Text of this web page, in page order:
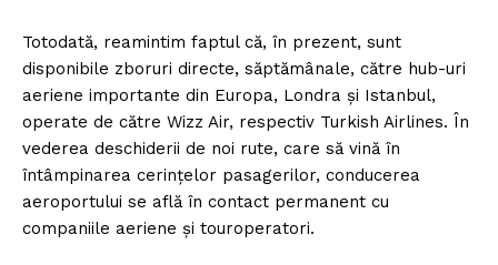
Totodată, reamintim faptul că, în prezent, sunt
disponibile zboruri directe, săptămânale, către hub-uri
aeriene importante din Europa, Londra și Istanbul,
operate de către Wizz Air, respectiv Turkish Airlines. În
vederea deschiderii de noi rute, care să vină în
întâmpinarea cerințelor pasagerilor, conducerea
aeroportului se află în contact permanent cu
companiile aeriene și touroperatori.